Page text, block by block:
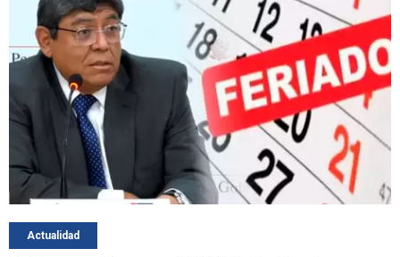
Actualidad